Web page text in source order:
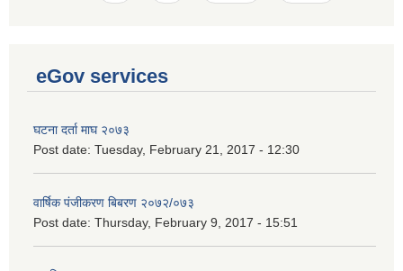
eGov services
घटना दर्ता माघ २०७३
Post date: Tuesday, February 21, 2017 - 12:30
वार्षिक पंजीकरण बिबरण २०७२/०७३
Post date: Thursday, February 9, 2017 - 15:51